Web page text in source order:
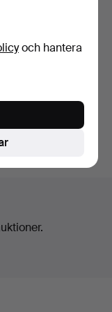
och hantera